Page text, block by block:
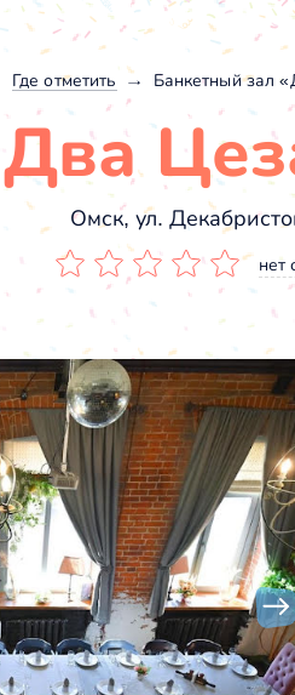
Где отметить Банкетный зал
Два
Омск, ул.
нет